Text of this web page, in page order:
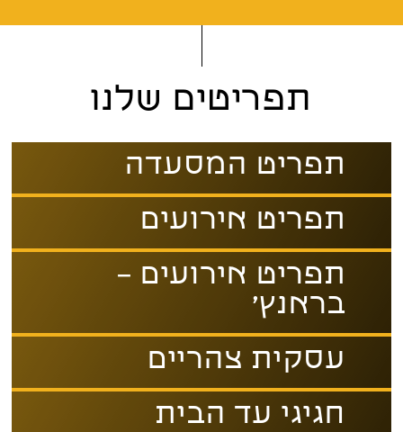
תפריטים שלנו
תפריט המסעדה
תפריט אירועים
תפריט אירועים –
בראנץ׳
עסקית צהריים
חגיגי עד הבית